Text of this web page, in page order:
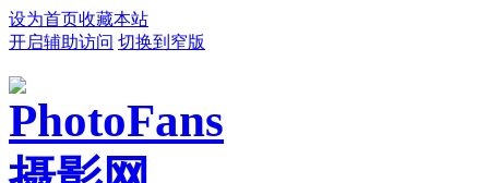
设为首页收藏本站
开启辅助访问 切换到窄版